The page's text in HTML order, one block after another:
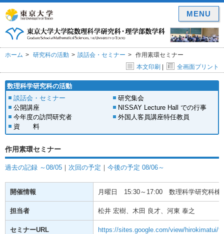
ホーム 研究科の活動 談話会・セミナー
作用素環セミナー
本文印刷 | 全画面プリント
数理科学研究科の活動
談話会・セミナー
研究集会
公開講座
NISSAY Lecture Hall での行事
今年度の訪問研究者
外国人客員講座特任教員
資 料
作用素環セミナー
過去の記録 ～08/05 ｜ 次回の予定 ｜ 今後の予定 08/06～
開催情報 月曜日 15:30～17:00 数理科学研究科棟
担当者 松井 宏樹、木田 良才、河東 泰之
セミナーURL https://sites.google.com/view/hirokimatui/
MENU